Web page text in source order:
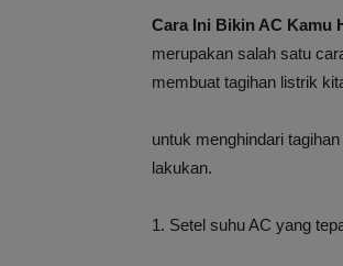
Cara Ini Bikin AC Kamu
merupakan salah satu
membuat tagihan listrik
untuk menghindari
lakukan.
1. Setel suhu AC yang